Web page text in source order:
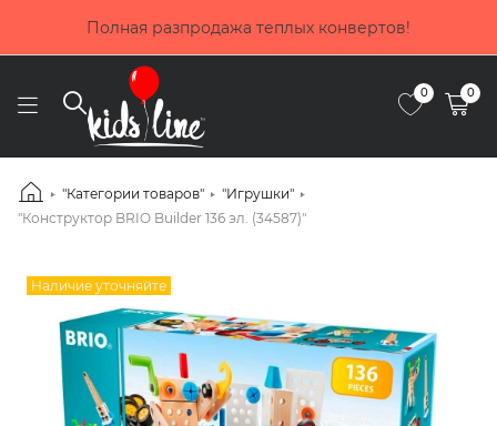
частями от Приватбанка
0 0
"Категории товаров"
"Игрушки"
"Конструктор BRIO Builder 136 эл. (34587)"
Наличие уточняйте